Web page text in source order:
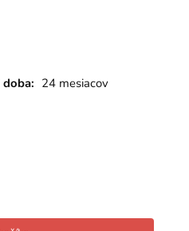
doba: 24 mesiacov